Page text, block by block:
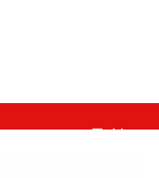
Menu